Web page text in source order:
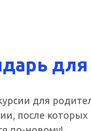
для
после которых